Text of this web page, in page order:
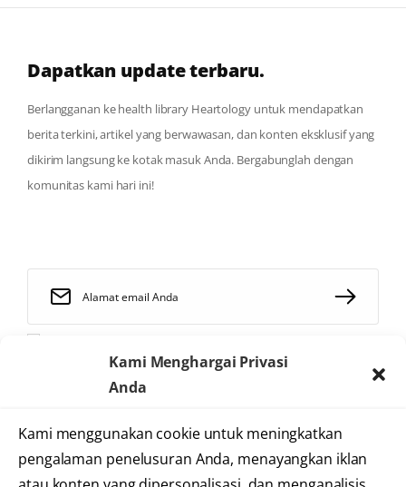
Kami Menghargai Privasi
Anda
Kami menggunakan cookie untuk meningkatkan
pengalaman penelusuran Anda, menayangkan iklan
Dapatkan update terbaru.
Berlangganan ke health library Heartology untuk mendapatkan
berita terkini, artikel yang berwawasan, dan konten eksklusif yang
dikirim langsung ke kotak masuk Anda. Bergabunglah dengan
komunitas kami hari ini!
2025 © Heartology
Cardiovascular Hospital